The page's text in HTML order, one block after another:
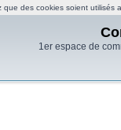
1er espace de
des cookies soient